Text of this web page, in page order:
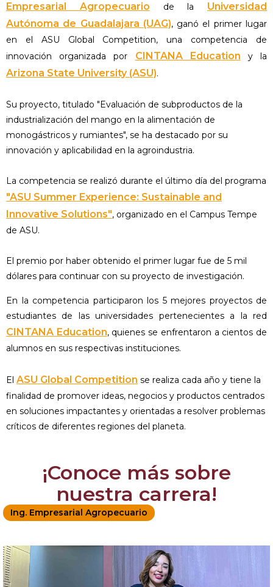
Empresarial Agropecuario de la Universidad
Autónoma de Guadalajara (UAG), ganó el primer lugar
en el ASU Global Competition, una competencia de
innovación organizada por CINTANA Education y la
Arizona State University (ASU).
Su proyecto, titulado "Evaluación de subproductos de la
industrialización del mango en la alimentación de
monogástricos y rumiantes", se ha destacado por su
innovación y aplicabilidad en la agroindustria.
La competencia se realizó durante el último día del programa
"ASU Summer Experience: Sustainable and
Innovative Solutions", organizado en el Campus Tempe
de ASU.
El premio por haber obtenido el primer lugar fue de 5 mil
dólares para continuar con su proyecto de investigación.
En la competencia participaron los 5 mejores proyectos de
estudiantes de las universidades pertenecientes a la red
CINTANA Education, quienes se enfrentaron a cientos de
alumnos en sus respectivas instituciones.
El ASU Global Competition se realiza cada año y tiene la
finalidad de promover ideas, negocios y productos centrados
en soluciones impactantes y orientadas a resolver problemas
críticos de diferentes regiones del planeta.
¡Conoce más sobre
nuestra carrera!
Ing. Empresarial Agropecuario